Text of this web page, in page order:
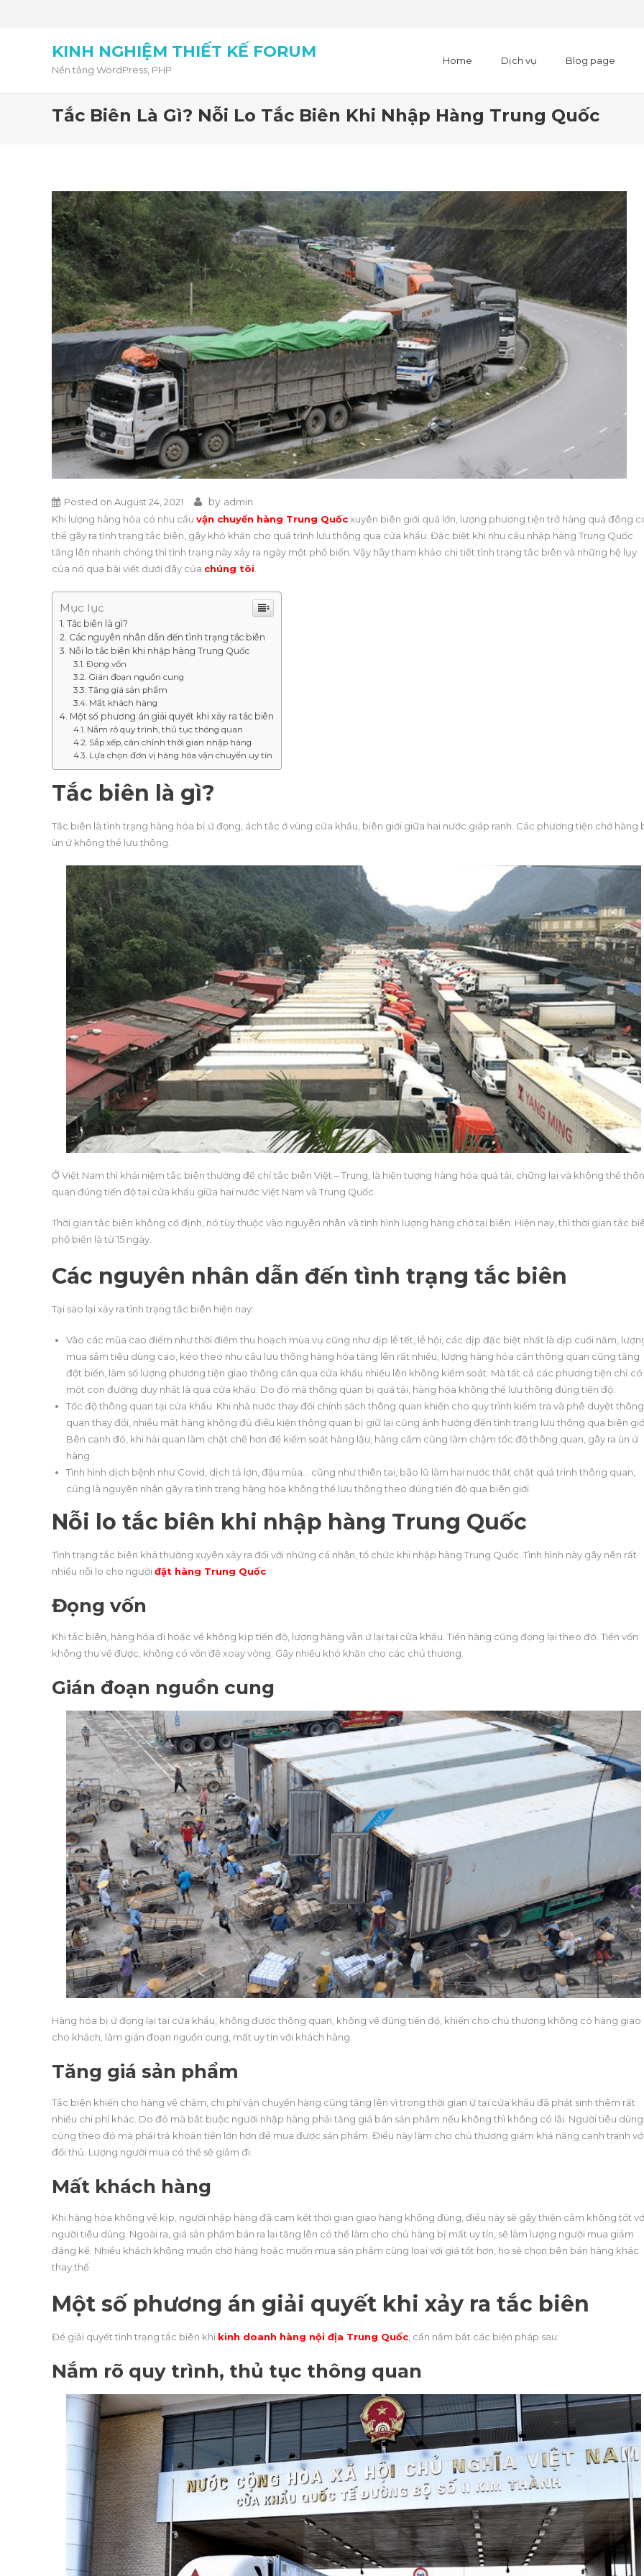
KINH NGHIỆM THIẾT KẾ FORUM
Nền tảng WordPress, PHP
Home Dịch vụ Blog page
Tắc Biên Là Gì? Nỗi Lo Tắc Biên Khi Nhập Hàng Trung Quốc
Posted on August 24, 2021 by admin
Khi lượng hàng hóa có nhu cầu vận chuyển hàng Trung Quốcxuyên biên giới quá lớn, lượng phương tiện trở hàng quá đông
thể gây ra tình trạng tắc biên, gây khó khăn cho quá trình lưu thông qua cửa khẩu. Đặc biệt khi nhu cầu nhập hàng Trung Quốc
tăng lên nhanh chóng thì tình trạng này xảy ra ngày một phổ biến. Vậy hãy tham khảo chi tiết tình trạng tắc biên và những hệ lụy
của nó qua bài viết dưới đây của chúng tôi
Mục lục
Tắc biên là gì?
Các nguyên nhân dẫn đến tình trạng tắc biên
Nỗi lo tắc biên khi nhập hàng Trung Quốc
Đọng vốn
Gián đoạn nguồn cung
Tăng giá sản phẩm
Mất khách hàng
Một số phương án giải quyết khi xảy ra tắc biên
Nắm rõ quy trình, thủ tục thông quan
Sắp xếp, căn chỉnh thời gian nhập hàng
Lựa chọn đơn vị hàng hóa vận chuyển uy tín
Tắc biên là gì?
Tắc biên là tình trạng hàng hóa bị ứ đọng, ách tắc ở vùng cửa khẩu, biên giới giữa hai nước giáp ranh. Các phương tiện chở hàng
ùn ứ không thể lưu thông.
Ở Việt Nam thì khái niệm tắc biên thường để chỉ tắc biên Việt – Trung, là hiện tượng hàng hóa quá tải, chững lại và không thể
quan đúng tiến độ tại cửa khẩu giữa hai nước Việt Nam và Trung Quốc.
Thời gian tắc biên không cố định, nó tùy thuộc vào nguyên nhân và tình hình lượng hàng chờ tại biên. Hiện nay, thì thời gian tắc
phổ biến là từ 15 ngày.
Các nguyên nhân dẫn đến tình trạng tắc biên
Tại sao lại xảy ra tình trạng tắc biên hiện nay:
Vào các mùa cao điểm như thời điểm thu hoạch mùa vụ cũng như dịp lễ tết, lễ hội, các dịp đặc biệt nhất là dịp cuối năm,
mua sắm tiêu dùng cao, kéo theo nhu cầu lưu thông hàng hóa tăng lên rất nhiều, lượng hàng hóa cần thông quan cũng tăng
đột biến, làm số lượng phương tiện giao thông cần qua cửa khẩu nhiều lên không kiểm soát. Mà tất cả các phương tiện chỉ có
một con đường duy nhất là qua cửa khẩu. Do đó mà thông quan bị quá tải, hàng hóa không thể lưu thông đúng tiến độ.
Tốc độ thông quan tại cửa khẩu. Khi nhà nước thay đổi chính sách thông quan khiến cho quy trình kiểm tra và phê duyệt thông
quan thay đổi, nhiều mặt hàng không đủ điều kiện thông quan bị giữ lại cũng ảnh hưởng đến tình trạng lưu thông qua biên
Bên cạnh đó, khi hải quan làm chặt chẽ hơn để kiểm soát hàng lậu, hàng cấm cũng làm chậm tốc độ thông quan, gây ra ùn ứ
hàng.
Tình hình dịch bệnh như Covid, dịch tả lợn, đậu mùa… cũng như thiên tai, bão lũ làm hai nước thắt chặt quá trình thông quan,
cũng là nguyên nhân gây ra tình trạng hàng hóa không thể lưu thông theo đúng tiến độ qua biên giới.
Nỗi lo tắc biên khi nhập hàng Trung Quốc
Tình trạng tắc biên khá thường xuyên xảy ra đối với những cá nhân, tổ chức khi nhập hàng Trung Quốc. Tình hình này gây nên rất
nhiều nỗi lo cho ngườiđặt hàng Trung Quốc:
Đọng vốn
Khi tắc biên, hàng hóa đi hoặc về không kịp tiến độ, lượng hàng vẫn ứ lại tại cửa khẩu. Tiền hàng cũng đọng lại theo đó. Tiền vốn
không thu về được, không có vốn để xoay vòng. Gây nhiều khó khăn cho các chủ thương.
Gián đoạn nguồn cung
Hàng hóa bị ứ đọng lại tại cửa khẩu, không được thông quan, không về đúng tiến độ, khiến cho chủ thương không có hàng giao
cho khách, làm gián đoạn nguồn cung, mất uy tín với khách hàng.
Tăng giá sản phẩm
Tắc biên khiến cho hàng về chậm, chi phí vận chuyển hàng cũng tăng lên vì trong thời gian ứ tại cửa khẩu đã phát sinh thêm rất
nhiều chi phí khác. Do đó mà bắt buộc người nhập hàng phải tăng giá bán sản phẩm nếu không thì không có lãi. Người tiêu dùng
cũng theo đó mà phải trả khoản tiền lớn hơn để mua được sản phẩm. Điều này làm cho chủ thương giảm khả năng cạnh tranh
đối thủ. Lượng người mua có thể sẽ giảm đi.
Mất khách hàng
Khi hàng hóa không về kịp, người nhập hàng đã cam kết thời gian giao hàng không đúng, điều này sẽ gây thiện cảm không tốt
người tiêu dùng. Ngoài ra, giá sản phẩm bán ra lại tăng lên có thể làm cho chủ hàng bị mất uy tín, sẽ làm lượng người mua giảm
đáng kể. Nhiều khách không muốn chờ hàng hoặc muốn mua sản phẩm cùng loại với giá tốt hơn, họ sẽ chọn bên bán hàng khác
thay thế.
Một số phương án giải quyết khi xảy ra tắc biên
Để giải quyết tình trạng tắc biên khi kinh doanh hàng nội địa Trung Quốc , cần nắm bắt các biện pháp sau:
Nắm rõ quy trình, thủ tục thông quan